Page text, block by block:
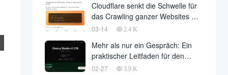
Cloudflare senkt die Schwelle für
das Crawling ganzer Websites mit
einer einzigen API-Anfrage auf
03-14 2.4 K
Mehr als nur ein Gespräch: Ein
praktischer Leitfaden für den
Einsatz von OpenClaw in Cherry
02-27 3.9 K